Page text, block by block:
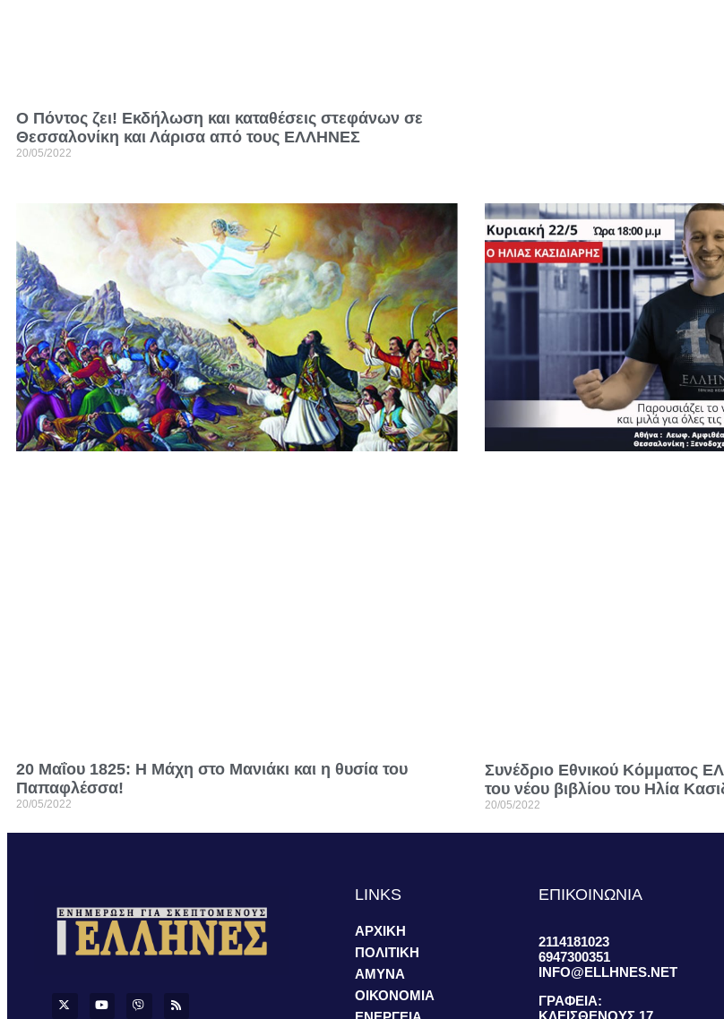
Ο Πόντος ζει! Εκδήλωση και καταθέσεις στεφάνων σε
Θεσσαλονίκη και Λάρισα από τους ΕΛΛΗΝΕΣ
20/05/2022
20 Μαΐου 1825: Η Μάχη στο Μανιάκι και η θυσία του
Παπαφλέσσα!
20/05/2022
Συνέδριο Εθνικού Κόμματος
του νέου βιβλίου του Ηλία
20/05/2022
LINKS
ΑΡΧΙΚΗ
ΠΟΛΙΤΙΚΗ
ΑΜΥΝΑ
ΟΙΚΟΝΟΜΙΑ
ΕΠΙΚΟΙΝΩΝΙΑ
2114181023
6947300351
INFO@ELLHNES.NET
ΓΡΑΦΕΙΑ:
ΚΛΕΙΣΘΕΝΟΥΣ 17,